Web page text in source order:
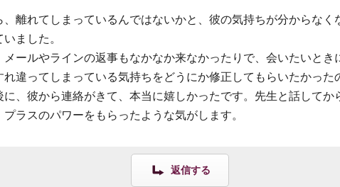
、離れてしまっているんではないかと、彼の気持ちが分からなく
いました。
メールやラインの返事もなかなか来なかったりで、会いたいとき
れ違ってしまっている気持ちをどうにか修正してもらいたかった
に、彼から連絡がきて、本当に嬉しかったです。先生と話してか
プラスのパワーをもらったような気がします。
返信する